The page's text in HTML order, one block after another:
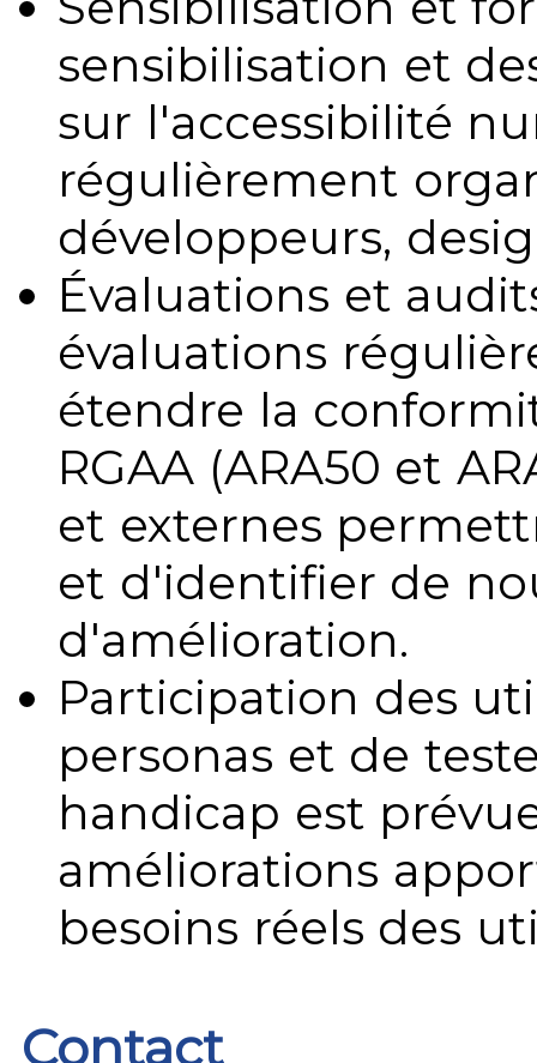
sensibilisation et
sur l'accessibilité
régulièrement
développeurs,
Évaluations et
évaluations
étendre la
RGAA (ARA50 et
et externes
et d'identifier de
d'amélioration.
Participation des
personas et de
handicap est
améliorations
besoins réels des
Contact